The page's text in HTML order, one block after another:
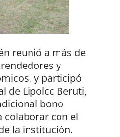
reunió a más de
y
y participó
de Lipolcc Beruti,
bono
colaborar con el
la institución.